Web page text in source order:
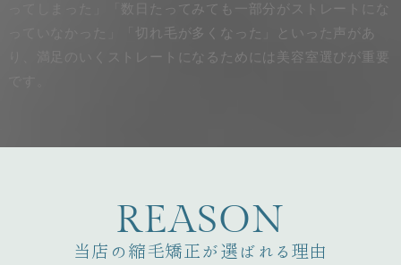
ってしまった」「数日たってみても一部分がストレートにな
っていなかった」「切れ毛が多くなった」といった声があ
り、満足のいくストレートになるためには美容室選びが重要
REASON
当店の縮毛矯正が選ばれる理由